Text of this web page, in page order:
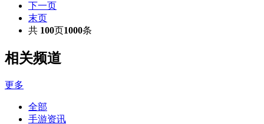
下一页
末页
共 100页1000条
相关频道
更多
全部
手游资讯